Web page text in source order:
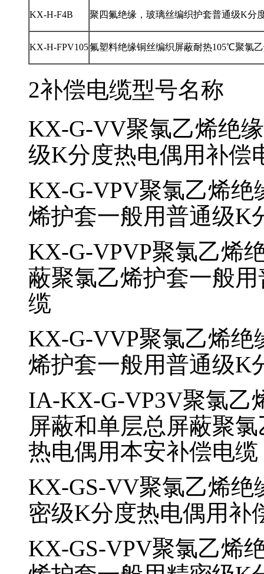
KX-H-F4B 聚四氟绝缘，玻璃丝编织护套普通级K
KX-H-FPV105氟塑料绝缘铜丝编织屏蔽耐热105℃聚氯
2补偿电缆型号名称
KX-G-VV聚氯乙烯绝
级K分度热电偶用补偿
KX-G-VPV聚氯乙烯绝
烯护套一般用普通级K
KX-G-VPVP聚氯乙烯
蔽聚氯乙烯护套一般
缆
KX-G-VVP聚氯乙烯绝
烯护套一般用普通级K
IA-KX-G-VP3V聚氯乙
屏蔽和单层总屏蔽聚
热电偶用本安补偿电缆
KX-GS-VV聚氯乙烯绝
密级K分度热电偶用补
KX-GS-VPV聚氯乙烯